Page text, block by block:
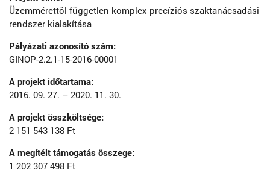
Üzemmérettől független komplex precíziós szaktanácsadási
rendszer kialakítása
Pályázati azonosító szám:
GINOP-2.2.1-15-2016-00001
A projekt időtartama:
2016. 09. 27. – 2020. 11. 30.
A projekt összköltsége:
2 151 543 138 Ft
A megítélt támogatás összege:
1 202 307 498 Ft